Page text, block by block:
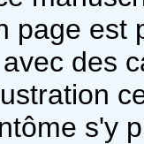
page est
des
s'y